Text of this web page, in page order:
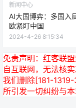
新闻中心
AI大国博弈：多国入
欧紧盯中国
2024-4-26 8:15:34
免责声明： 红客联
自互联网，无法核
我们删除[181-
所引发一切纠纷与